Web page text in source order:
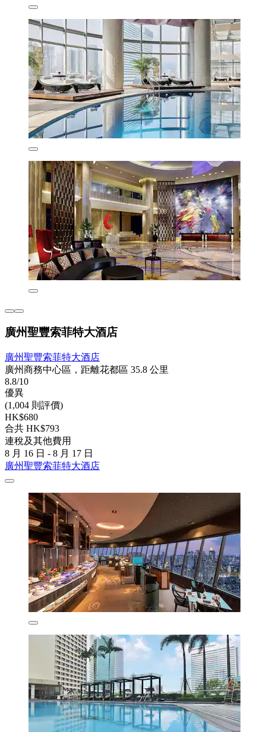
廣州聖豐索菲特大酒店
廣州聖豐索菲特大酒店
廣州商務中心區，距離花都區 35.8 公里
8.8/10
優異
(1,004 則評價)
HK$680
合共 HK$793
連稅及其他費用
8 月 16 日 - 8 月 17 日
廣州聖豐索菲特大酒店